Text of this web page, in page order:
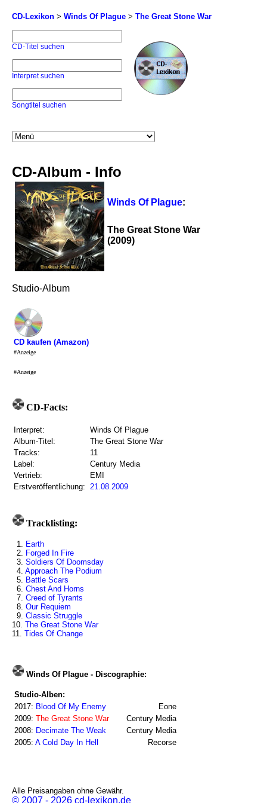
CD-Lexikon > Winds Of Plague > The Great Stone War
CD-Titel suchen
Interpret suchen
Songtitel suchen
CD-Album - Info
Winds Of Plague:
The Great Stone War
(2009)
Studio-Album
CD kaufen (Amazon)
#Anzeige
#Anzeige
CD-Facts:
Interpret:
Winds Of Plague
Album-Titel:
The Great Stone War
Tracks:
11
Label:
Century Media
Vertrieb:
EMI
Erstveröffentlichung: 21.08.2009
Tracklisting:
1. Earth
2. Forged In Fire
3. Soldiers Of Doomsday
4. Approach The Podium
5. Battle Scars
6. Chest And Horns
7. Creed of Tyrants
8. Our Requiem
9. Classic Struggle
10. The Great Stone War
11. Tides Of Change
Winds Of Plague - Discographie:
Studio-Alben:
2017: Blood Of My Enemy
Eone
2009: The Great Stone War
Century Media
2008: Decimate The Weak
Century Media
2005: A Cold Day In Hell Recorse
Alle Preisangaben ohne Gewähr.
© 2007 - 2026 cd-lexikon.de